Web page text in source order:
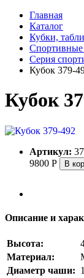
Главная
Каталог
Кубки,
Спортивные
Серия
Кубок
Кубок
Артикул:
9800 Р В
Описание и
Высота:
Материал:
Диаметр чаши: